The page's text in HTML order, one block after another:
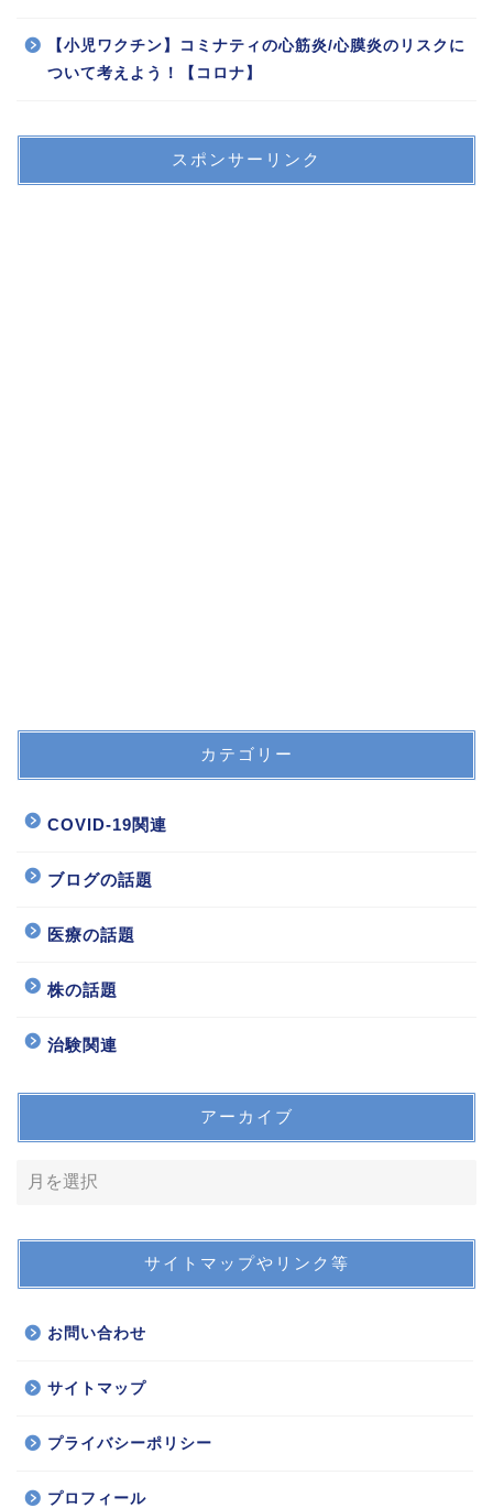
【小児ワクチン】コミナティの心筋炎/心膜炎のリスクに
ついて考えよう！【コロナ】
スポンサーリンク
カテゴリー
COVID-19関連
ブログの話題
医療の話題
株の話題
治験関連
アーカイブ
サイトマップやリンク等
お問い合わせ
サイトマップ
プライバシーポリシー
プロフィール